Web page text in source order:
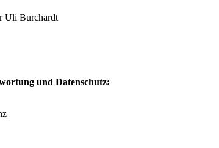
Uli Burchardt
und Datenschutz: